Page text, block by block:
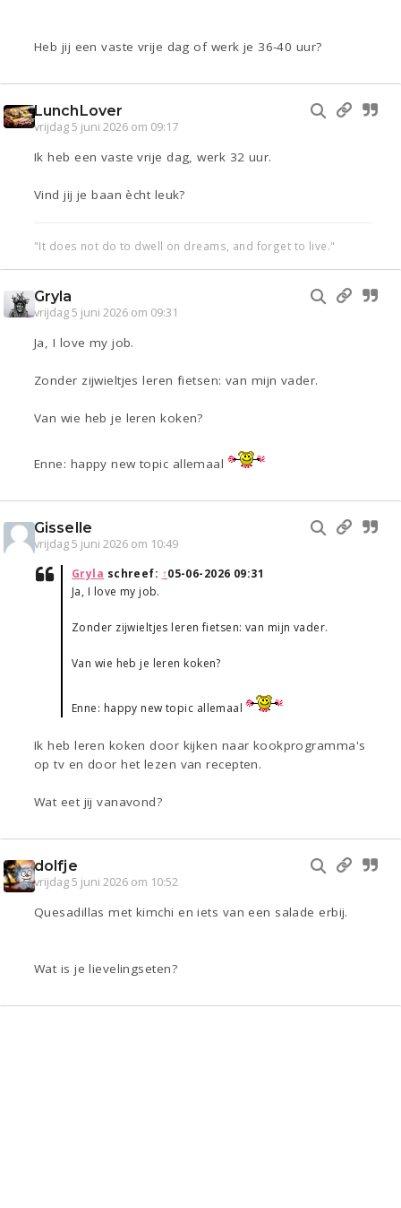
Heb jij een vaste vrije dag of werk je 36-40 uur?
LunchLover
vrijdag 5 juni 2026 om 09:17
Ik heb een vaste vrije dag, werk 32 uur.
Vind jij je baan ècht leuk?
"It does not do to dwell on dreams, and forget to live."
Gryla
vrijdag 5 juni 2026 om 09:31
Ja, I love my job.
Zonder zijwieltjes leren fietsen: van mijn vader.
Van wie heb je leren koken?
Enne: happy new topic allemaal
Gisselle
vrijdag 5 juni 2026 om 10:49
Gryla schreef: ↑05-06-2026 09:31
Ja, I love my job.
Zonder zijwieltjes leren fietsen: van mijn vader.
Van wie heb je leren koken?
Enne: happy new topic allemaal
Ik heb leren koken door kijken naar kookprogramma's
op tv en door het lezen van recepten.
Wat eet jij vanavond?
dolfje
vrijdag 5 juni 2026 om 10:52
Quesadillas met kimchi en iets van een salade erbij.
Wat is je lievelingseten?